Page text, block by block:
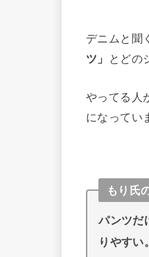
デニムと聞
ツ」
とどの
やってる人
になってい
もり氏
パンツだ
りやすい。